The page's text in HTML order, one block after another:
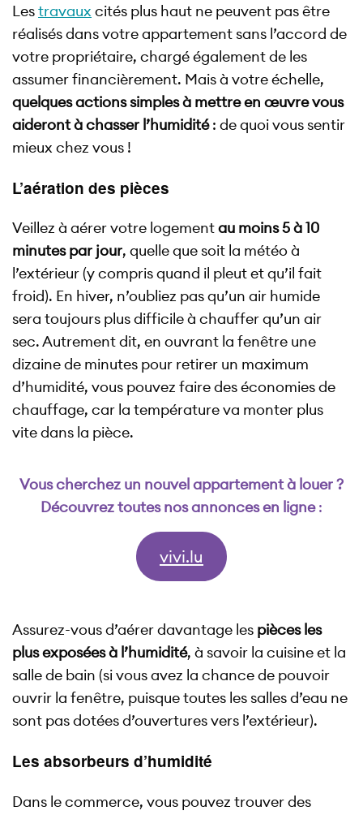
Lestravauxcités plus haut ne peuvent pas être
réalisés dans votre appartement sans l’accord de
votre propriétaire, chargé également de les
assumer financièrement. Mais à votre échelle,
quelques actions simples à mettre en œuvre vous
aideront à chasser l’humidité: de quoi vous sentir
mieux chez vous !
L’aération des pièces
Veillez à aérer votre logementau moins 5 à 10
minutes par jour, quelle que soit la météo à
l’extérieur (y compris quand il pleut et qu’il fait
froid). En hiver, n’oubliez pas qu’un air humide
sera toujours plus difficile à chauffer qu’un air
sec. Autrement dit, en ouvrant la fenêtre une
dizaine de minutes pour retirer un maximum
d’humidité, vous pouvez faire des économies de
chauffage, car la température va monter plus
vite dans la pièce.
Vous cherchez un nouvel appartement à louer ?
Découvrez toutes nos annonces en ligne:
vivi.lu
Assurez-vous d’aérer davantage les pièces les
plus exposées à l’humidité, à savoir la cuisine et la
salle de bain (si vous avez la chance de pouvoir
ouvrir la fenêtre, puisque toutes les salles d’eau ne
sont pas dotées d’ouvertures vers l’extérieur).
Les absorbeurs d’humidité
Dans le commerce, vous pouvez trouver des